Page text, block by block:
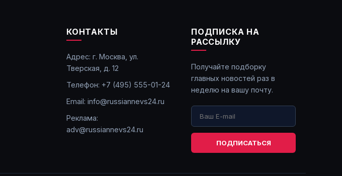
КОНТАКТЫ
Адрес: г. Москва, ул.
Тверская, д. 12
Телефон: +7 (495) 555-01-24
Email: info@russiannevs24.ru
Реклама:
adv@russiannevs24.ru
ПОДПИСКА НА
РАССЫЛКУ
Получайте подборку
главных новостей раз в
неделю на вашу почту.
ПОДПИСАТЬСЯ